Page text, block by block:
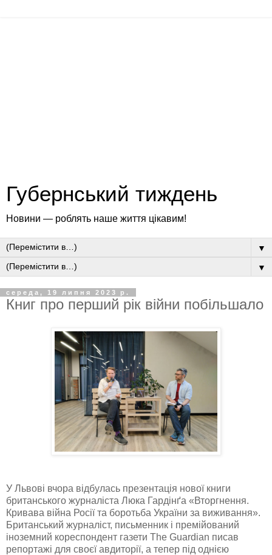
Губернський тиждень
Новини — роблять наше життя цікавим!
▼
▼
середа, 19 липня 2023 р.
Книг про перший рік війни побільшало
У Львові вчора відбулась презентація нової книги
британського журналіста Люка Гардінґа «Вторгнення.
Кривава війна Росії та боротьба України за виживання».
Британський журналіст, письменник і премійований
іноземний кореспондент газети The Guardian писав
репортажі для своєї авдиторії, а тепер під однією